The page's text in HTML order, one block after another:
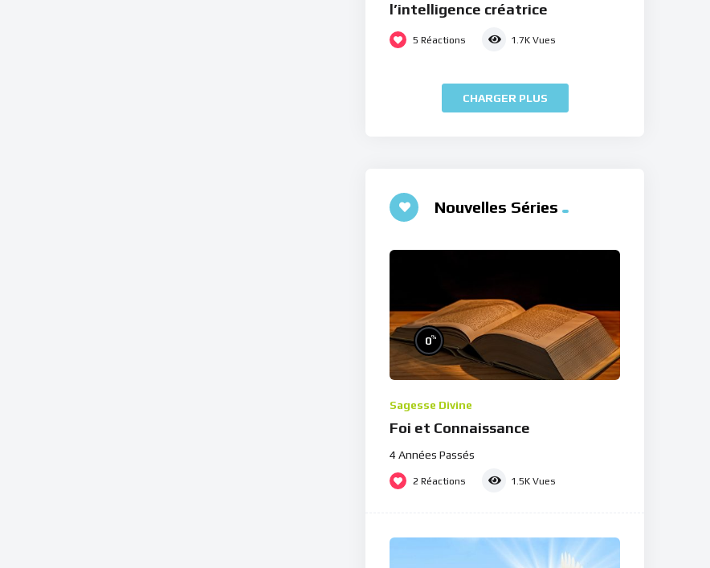
l’intelligence créatrice
5 Réactions 1.7K Vues
CHARGER PLUS
Nouvelles Séries
0%
Sagesse Divine
Foi et Connaissance
4 Années Passés
2 Réactions 1.5K Vues